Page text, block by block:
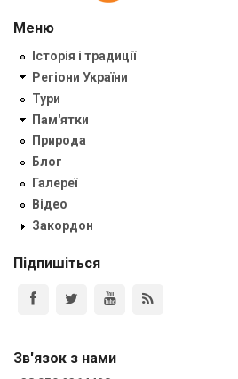
Меню
Історія і традиції
Регіони України
Тури
Пам'ятки
Природа
Блог
Галереї
Відео
Закордон
Підпишіться
Зв'язок з нами